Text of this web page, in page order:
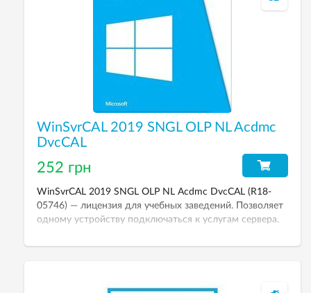
WinSvrCAL 2019 SNGL OLP NL Acdmc
DvcCAL
252 грн
WinSvrCAL 2019 SNGL OLP NL Acdmc DvcCAL (R18-
05746) — лицензия для учебных заведений. Позволяет
одному устройству подключаться к услугам сервера.